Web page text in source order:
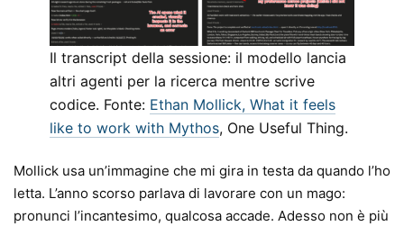
Il transcript della sessione: il modello lancia
altri agenti per la ricerca mentre scrive
codice. Fonte: Ethan Mollick, What it feels
like to work with Mythos, One Useful Thing.
Mollick usa un’immagine che mi gira in testa da quando l’ho
letta. L’anno scorso parlava di lavorare con un mago:
pronunci l’incantesimo, qualcosa accade. Adesso non è più